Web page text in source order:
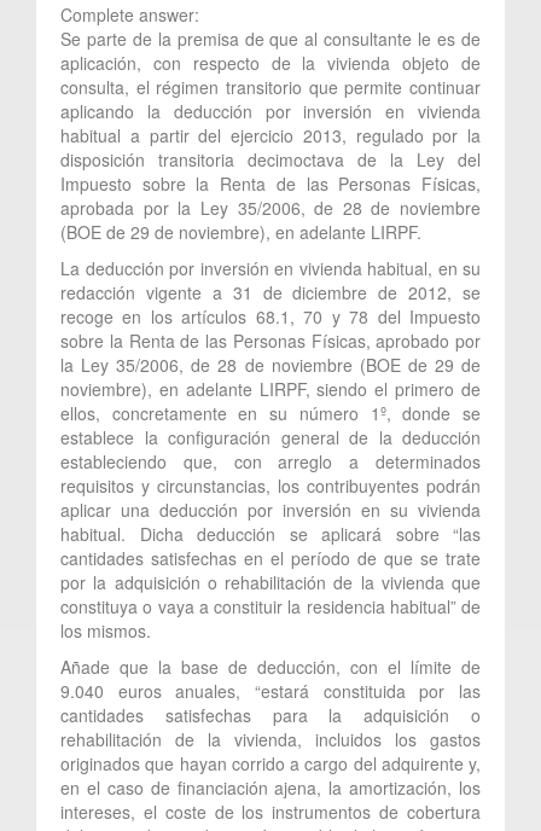
Complete answer:
Se parte de la premisa de que al consultante le es de
aplicación, con respecto de la vivienda objeto de
consulta, el régimen transitorio que permite continuar
aplicando la deducción por inversión en vivienda
habitual a partir del ejercicio 2013, regulado por la
disposición transitoria decimoctava de la Ley del
Impuesto sobre la Renta de las Personas Físicas,
aprobada por la Ley 35/2006, de 28 de noviembre
(BOE de 29 de noviembre), en adelante LIRPF.
La deducción por inversión en vivienda habitual, en su
redacción vigente a 31 de diciembre de 2012, se
recoge en los artículos 68.1, 70 y 78 del Impuesto
sobre la Renta de las Personas Físicas, aprobado por
la Ley 35/2006, de 28 de noviembre (BOE de 29 de
noviembre), en adelante LIRPF, siendo el primero de
ellos, concretamente en su número 1º, donde se
establece la configuración general de la deducción
estableciendo que, con arreglo a determinados
requisitos y circunstancias, los contribuyentes podrán
aplicar una deducción por inversión en su vivienda
habitual. Dicha deducción se aplicará sobre “las
cantidades satisfechas en el período de que se trate
por la adquisición o rehabilitación de la vivienda que
constituya o vaya a constituir la residencia habitual” de
los mismos.
Añade que la base de deducción, con el límite de
9.040 euros anuales, “estará constituida por las
cantidades satisfechas para la adquisición o
rehabilitación de la vivienda, incluidos los gastos
originados que hayan corrido a cargo del adquirente y,
en el caso de financiación ajena, la amortización, los
intereses, el coste de los instrumentos de cobertura